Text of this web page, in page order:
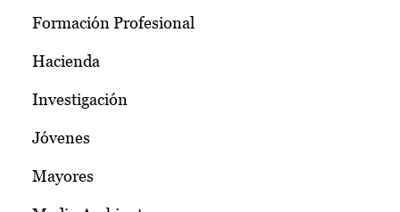
Formación Profesional
Hacienda
Investigación
Jóvenes
Mayores